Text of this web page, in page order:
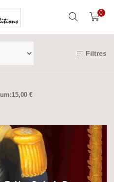
0
Filtres
15,00 €